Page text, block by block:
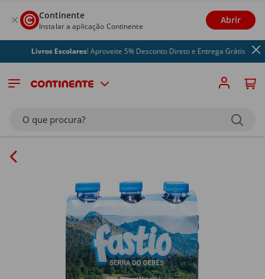
Continente
Instalar a aplicação Continente
Abrir
Livros Escolares! Aproveite 5% Desconto Direto e Entrega Grátis
O que procura?